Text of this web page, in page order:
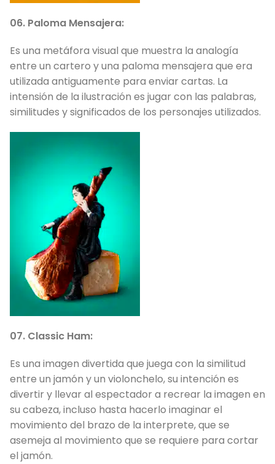
06. Paloma Mensajera:
Es una metáfora visual que muestra la analogía
entre un cartero y una paloma mensajera que era
utilizada antiguamente para enviar cartas. La
intensión de la ilustración es jugar con las palabras,
similitudes y significados de los personajes utilizados.
07. Classic Ham:
Es una imagen divertida que juega con la similitud
entre un jamón y un violonchelo, su intención es
divertir y llevar al espectador a recrear la imagen en
su cabeza, incluso hasta hacerlo imaginar el
movimiento del brazo de la interprete, que se
asemeja al movimiento que se requiere para cortar
el jamón.